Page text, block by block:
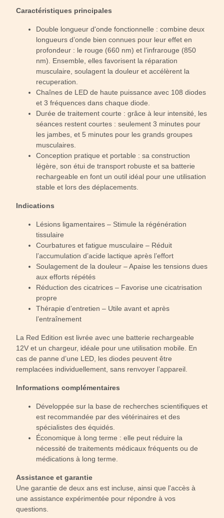
Caractéristiques principales
Double longueur d'onde fonctionnelle : combine deux
longueurs d’onde bien connues pour leur effet en
profondeur : le rouge (660 nm) et l’infrarouge (850
nm). Ensemble, elles favorisent la réparation
musculaire, soulagent la douleur et accélèrent la
recuperation.
Chaînes de LED de haute puissance avec 108 diodes
et 3 fréquences dans chaque diode.
Durée de traitement courte : grâce à leur intensité, les
séances restent courtes : seulement 3 minutes pour
les jambes, et 5 minutes pour les grands groupes
musculaires.
Conception pratique et portable : sa construction
légère, son étui de transport robuste et sa batterie
rechargeable en font un outil idéal pour une utilisation
stable et lors des déplacements.
Indications
Lésions ligamentaires – Stimule la régénération
tissulaire
Courbatures et fatigue musculaire – Réduit
l’accumulation d’acide lactique après l’effort
Soulagement de la douleur – Apaise les tensions dues
aux efforts répétés
Réduction des cicatrices – Favorise une cicatrisation
propre
Thérapie d’entretien – Utile avant et après
l’entraînement
La Red Edition est livrée avec une batterie rechargeable
12V et un chargeur, idéale pour une utilisation mobile. En
cas de panne d’une LED, les diodes peuvent être
remplacées individuellement, sans renvoyer l’appareil.
Informations complémentaires
Développée sur la base de recherches scientifiques et
est recommandée par des vétérinaires et des
spécialistes des équidés.
Économique à long terme : elle peut réduire la
nécessité de traitements médicaux fréquents ou de
médications à long terme.
Assistance et garantie
Une garantie de deux ans est incluse, ainsi que l'accès à
une assistance expérimentée pour répondre à vos
questions.